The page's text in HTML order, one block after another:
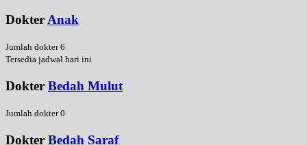
Dokter Anak
Jumlah dokter 6
Tersedia jadwal hari ini
Dokter Bedah Mulut
Jumlah dokter 0
Dokter Bedah Saraf